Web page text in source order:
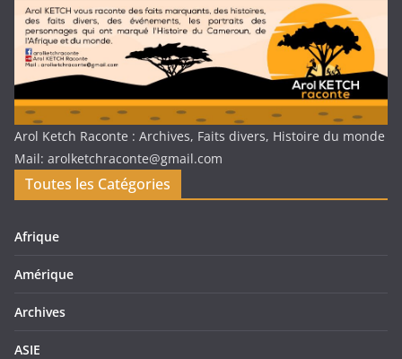
Arol Ketch Raconte : Archives, Faits divers, Histoire du monde
Mail: arolketchraconte@gmail.com
Toutes les Catégories
Afrique
Amérique
Archives
ASIE